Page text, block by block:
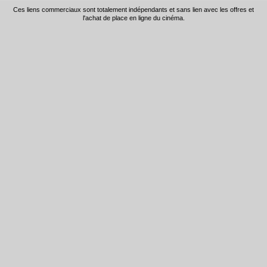
Ces liens commerciaux sont totalement indépendants et sans lien avec les offres et
l'achat de place en ligne du cinéma.